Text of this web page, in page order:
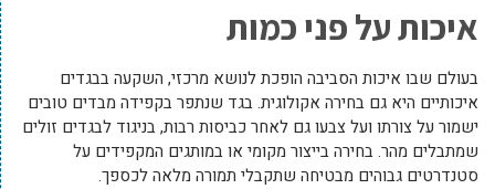
איכות על פני כמות
בעולם שבו איכות הסביבה הופכת לנושא מרכזי, השקעה בבגדים
איכותיים היא גם בחירה אקולוגית. בגד שנתפר בקפידה מבדים טובים
ישמור על צורתו ועל צבעו גם לאחר כביסות רבות, בניגוד לבגדים זולים
שמתבלים מהר. בחירה בייצור מקומי או במותגים המקפידים על
סטנדרטים גבוהים מבטיחה שתקבלי תמורה מלאה לכספך.